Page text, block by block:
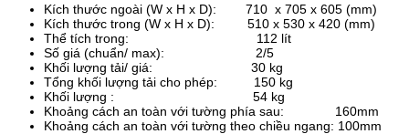
Kích thước ngoài (W x H x D): 710 x 705 x 605 (mm)
Kích thước trong (W x H x D): 510 x 530 x 420 (mm)
Thể tích trong: 112 lít
Số giá (chuẩn/ max): 2/5
Khối lượng tải/ giá: 30 kg
Tổng khối lượng tải cho phép: 150 kg
Khối lượng : 54 kg
Khoảng cách an toàn với tường phía sau: 160mm
Khoảng cách an toàn với tường theo chiều ngang: 100mm